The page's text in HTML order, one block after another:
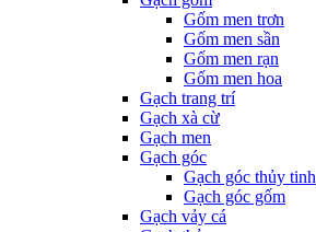
Gốm men trơn
Gốm men sần
Gốm men rạn
Gốm men hoa
Gạch trang trí
Gạch xà cừ
Gạch men
Gạch góc
Gạch góc thủy tinh
Gạch góc gốm
Gạch vảy cá